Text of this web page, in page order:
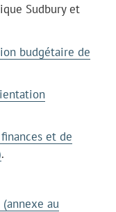
Sudbury et
budgétaire de
et de
.
au